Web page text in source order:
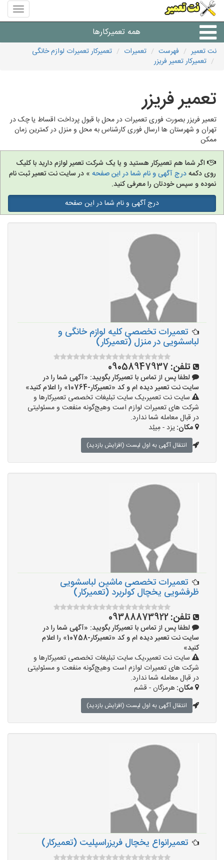
منوی
سایت
تعمیر
همه تعمیرکارها
نت تعمیر فهرست تعمیرات
تعمیرکار تعمیرات لوازم خانگی
تعمیرکار تعمیر فریزر
تعمیر فریزر
تعمیر فریزر بصورت فوری تعمیرات در محل با قبول پرداخت اقساط یا چک در
تهران و شهرستان ها ارسال فوری کارشناس به محل و منزل در کمترین زمان
ممکن
اگر شما هم تعمیرکار هستید و یا یک شرکت تعمیر لوازم دارید با کلیک
روی دکمهدرج آگهی و نام شما در این صفحه » در سایت نت تعمیر ثبت نام
نموده و سپس خودتان را معرفی کنید.
درج آگهی و نام شما در این صفحه
تعمیرات تخصصی کلیه لوازم خانگی و
لباسشویی در منزل (تعمیرکار)
تلفن: 09058947937
لطفا پس از تماس با تعمیرکار بگویید: «آگهی شما را در
سایت نت تعمیر دیده ام و کد «تعمیرکار-10764» را اعلام کنید»
سایت نت تعمیر،یک سایت تبلیغات تخصصی تعمیرکارها و
شرکت های تعمیرات لوازم است وهیچ‌گونه منفعت و مسئولیتی
در قبال معامله شما ندارد.
مکان:یزد - مِیبُد
انتقال آگهی به اول لیست (افزایش بازدید)
تعمیرات تخصصی ماشین لباسشویی
ظرفشویی یخچال کولربرد (تعمیرکار)
تلفن:09388873922
لطفا پس از تماس با تعمیرکار بگویید: «آگهی شما را در
سایت نت تعمیر دیده ام و کد «تعمیرکار-10758» را اعلام
کنید»
سایت نت تعمیر،یک سایت تبلیغات تخصصی تعمیرکارها و
شرکت های تعمیرات لوازم است وهیچ‌گونه منفعت و مسئولیتی
در قبال معامله شما ندارد.
مکان:هرمزگان - قشم
انتقال آگهی به اول لیست (افزایش بازدید)
تعمیرانواع یخچال فریزراسپلیت (تعمیرکار)